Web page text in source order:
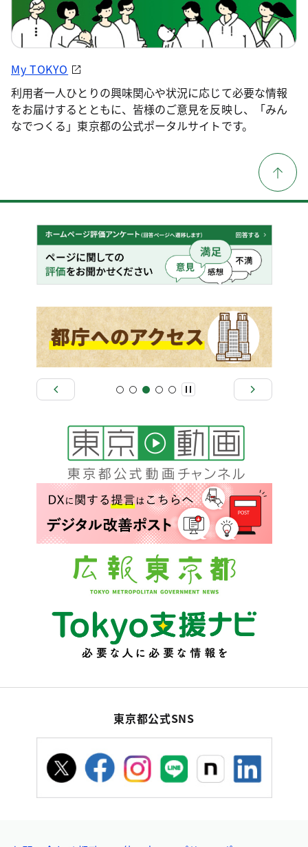
My TOKYO
利用者一人ひとりの興味関心や状況に応じて必要な情報
をお届けするとともに、皆様のご意見を反映し、「みん
なでつくる」東京都の公式ポータルサイトです。
東京都公式SNS